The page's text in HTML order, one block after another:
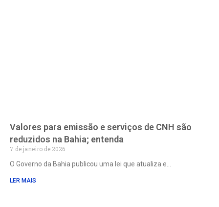
Valores para emissão e serviços de CNH são
reduzidos na Bahia; entenda
7 de janeiro de 2026
O Governo da Bahia publicou uma lei que atualiza e
LER MAIS